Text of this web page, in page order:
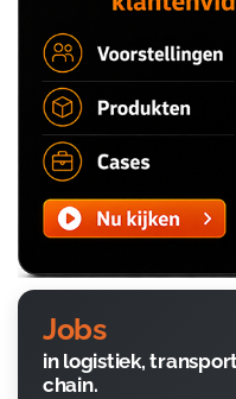
Jobs
in logistiek,
chain.